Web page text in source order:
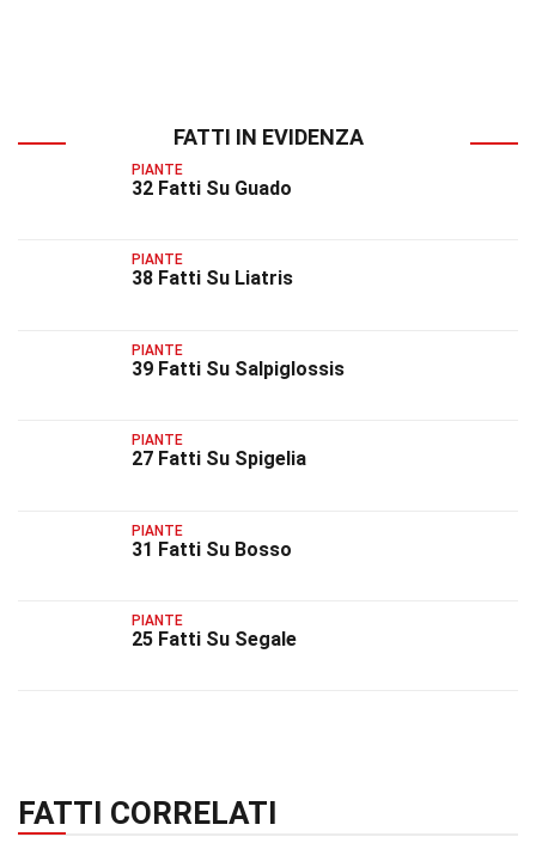
FATTI IN EVIDENZA
PIANTE
32 Fatti Su Guado
PIANTE
38 Fatti Su Liatris
PIANTE
39 Fatti Su Salpiglossis
PIANTE
27 Fatti Su Spigelia
PIANTE
31 Fatti Su Bosso
PIANTE
25 Fatti Su Segale
FATTI CORRELATI